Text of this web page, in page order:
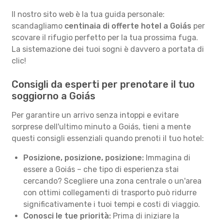
Il nostro sito web è la tua guida personale:
scandagliamo centinaia di offerte hotel a Goiás per
scovare il rifugio perfetto per la tua prossima fuga.
La sistemazione dei tuoi sogni è davvero a portata di
clic!
Consigli da esperti per prenotare il tuo
soggiorno a Goiás
Per garantire un arrivo senza intoppi e evitare
sorprese dell'ultimo minuto a Goiás, tieni a mente
questi consigli essenziali quando prenoti il tuo hotel:
Posizione, posizione, posizione: Immagina di
essere a Goiás – che tipo di esperienza stai
cercando? Scegliere una zona centrale o un'area
con ottimi collegamenti di trasporto può ridurre
significativamente i tuoi tempi e costi di viaggio.
Conosci le tue priorità: Prima di iniziare la